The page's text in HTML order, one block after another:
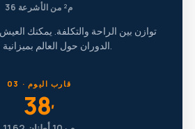
36 م² من الأشرعة
توازن بين الراحة والتكلفة. يمكنك
الدوران حول العالم بميزانية متواضعة.
03 · قارب اليوم
38′